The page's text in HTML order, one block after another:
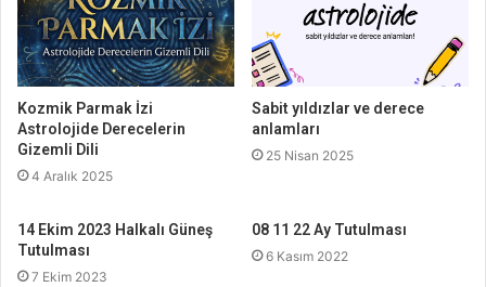
Kozmik Parmak İzi
Astrolojide Derecelerin
Gizemli Dili
4 Aralık 2025
Sabit yıldızlar ve derece
anlamları
25 Nisan 2025
14 Ekim 2023 Halkalı Güneş
Tutulması
7 Ekim 2023
08 11 22 Ay Tutulması
6 Kasım 2022